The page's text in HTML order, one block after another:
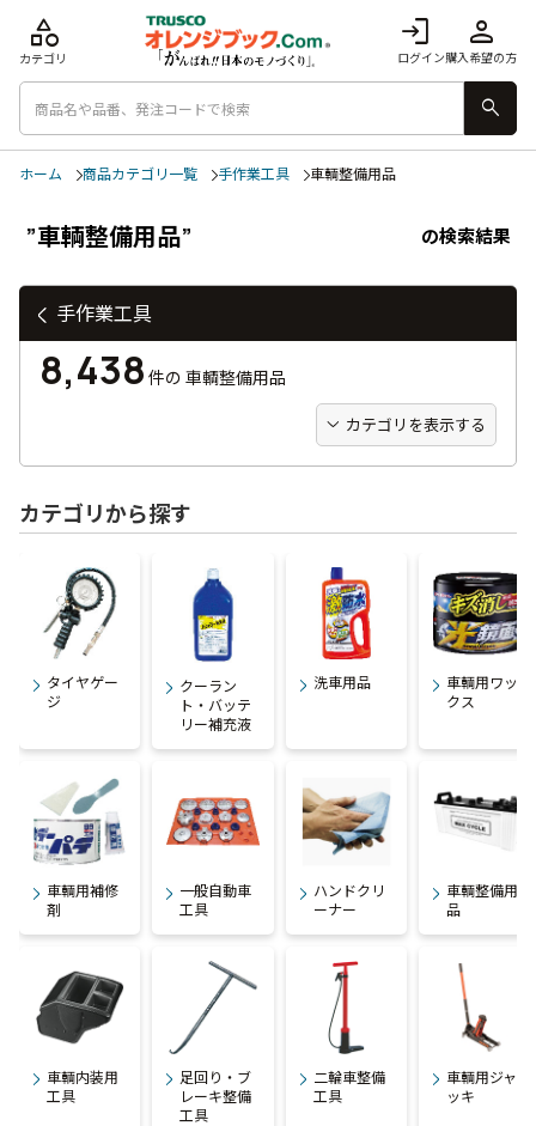
login
ログイン
person
購入希望の方
category
カテゴリ
search
ホーム 商品カテゴリ一覧 手作業工具 車輌整備用品
”車輌整備用品” の検索結果
カテゴリから探す
タイヤゲー
ジ
クーラン
ト・バッテ
リー補充液
洗車用品
車輌用ワッ
クス
車輌用補修
剤
一般自動車
工具
ハンドクリ
ーナー
車輌整備用
品
車輌内装用
工具
足回り・ブ
レーキ整備
工具
二輪車整備
工具
車輌用ジャ
ッキ
手作業工具
8,438 件の 車輌整備用品
カテゴリを表示する